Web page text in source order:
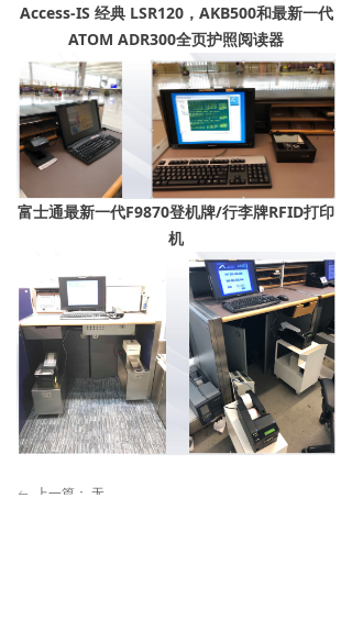
Access-IS 经典 LSR120，AKB500和最新一代
ATOM ADR300全页护照阅读器
富士通最新一代F9870登机牌/行李牌RFID打印
机
ꂃ 上一篇： 无